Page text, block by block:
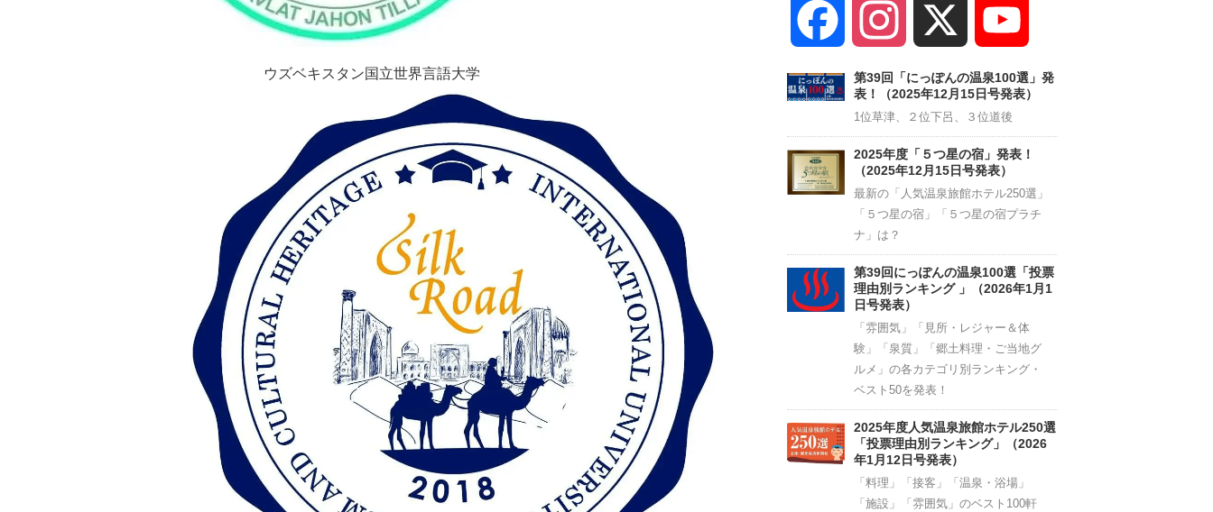
ウズベキスタン国立世界言語大学
Facebook Instagram
Channel
第39回「にっぽんの温泉100選」発
表！（2025年12月15日号発表）
1位草津、２位下呂、３位道後
2025年度「５つ星の宿」発表！
（2025年12月15日号発表）
最新の「人気温泉旅館ホテル250選」
「５つ星の宿」「５つ星の宿プラチ
ナ」は？
第39回にっぽんの温泉100選「投票
理由別ランキング 」（2026年1月1
日号発表）
「雰囲気」「見所・レジャー＆体
験」「泉質」「郷土料理・ご当地グ
ルメ」の各カテゴリ別ランキング・
ベスト50を発表！
2025年度人気温泉旅館ホテル250選
「投票理由別ランキング」（2026
年1月12日号発表）
「料理」「接客」「温泉・浴場」
「施設」「雰囲気」のベスト100軒